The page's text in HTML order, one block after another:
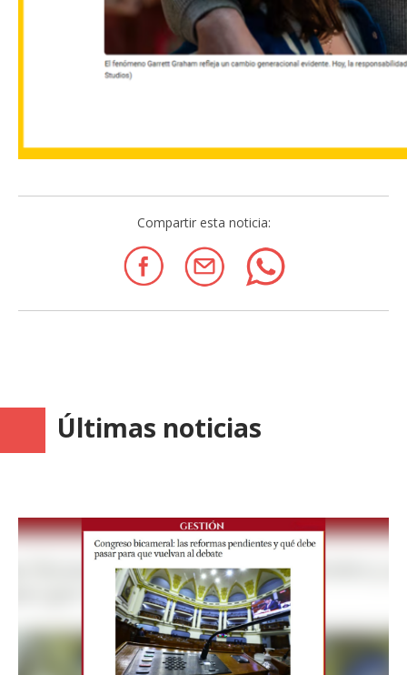
Compartir esta noticia:
Últimas noticias